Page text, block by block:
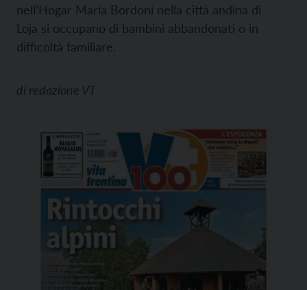
nell’Hogar Maria Bordoni nella città andina di
Loja si occupano di bambini abbandonati o in
difficoltà familiare.
di redazione VT